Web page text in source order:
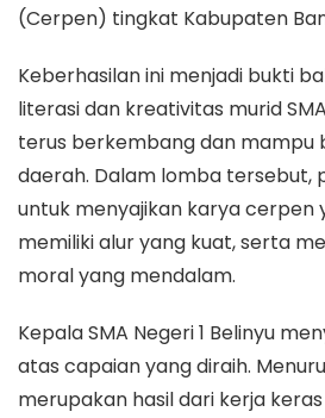
(Cerpen) tingkat Kabupaten
Keberhasilan ini menjadi bukti
literasi dan kreativitas murid
terus berkembang dan mampu
daerah. Dalam lomba tersebut,
untuk menyajikan karya cerpen
memiliki alur yang kuat, serta
moral yang mendalam.
Kepala SMA Negeri 1 Belinyu
atas capaian yang diraih.
merupakan hasil dari kerja